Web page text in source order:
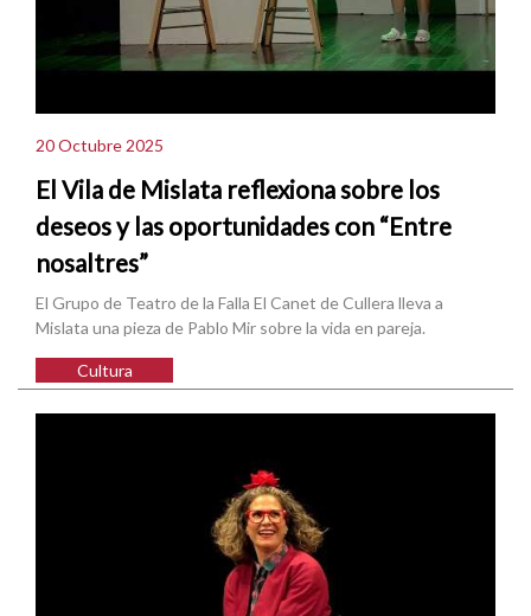
20 Octubre 2025
El Vila de Mislata reflexiona sobre los
deseos y las oportunidades con “Entre
nosaltres”
El Grupo de Teatro de la Falla El Canet de Cullera lleva a
Mislata una pieza de Pablo Mir sobre la vida en pareja.
Cultura